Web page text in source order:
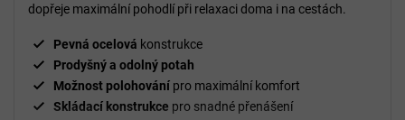
dopřeje maximální pohodlí při relaxaci doma i na cestách.
Pevná ocelová konstrukce
Prodyšný a odolný potah
Možnost polohování pro maximální komfort
Skládací konstrukce pro snadné přenášení